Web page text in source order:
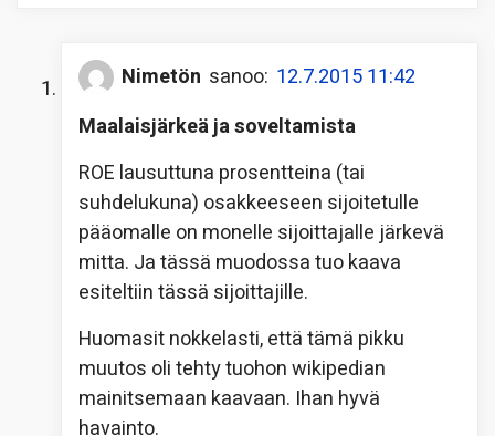
Nimetön sanoo: 12.7.2015 11:42
Maalaisjärkeä ja soveltamista
ROE lausuttuna prosentteina (tai
suhdelukuna) osakkeeseen sijoitetulle
pääomalle on monelle sijoittajalle järkevä
mitta. Ja tässä muodossa tuo kaava
esiteltiin tässä sijoittajille.
Huomasit nokkelasti, että tämä pikku
muutos oli tehty tuohon wikipedian
mainitsemaan kaavaan. Ihan hyvä
havainto.